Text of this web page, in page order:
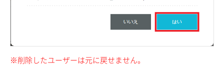
※削除したユーザーは元に戻せません。